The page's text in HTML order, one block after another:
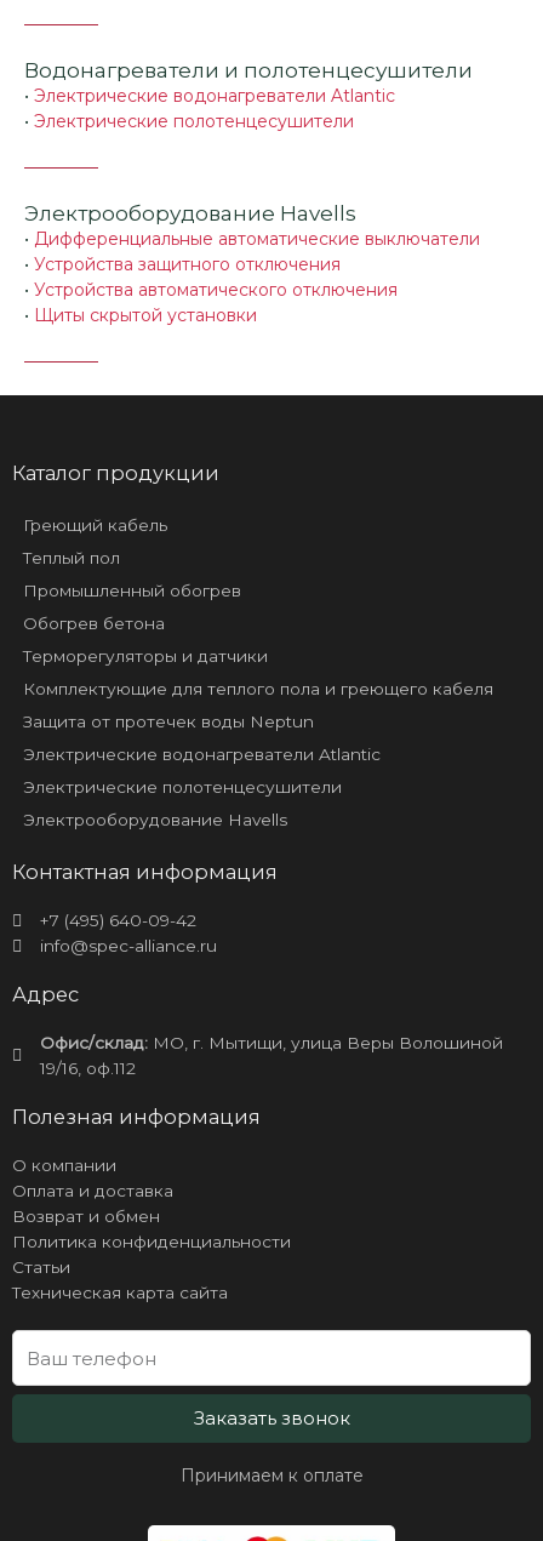
Водонагреватели и полотенцесушители
• Электрические водонагреватели Atlantic
• Электрические полотенцесушители
Электрооборудование Havells
• Дифференциальные автоматические выключатели
• Устройства защитного отключения
• Устройства автоматического отключения
• Щиты скрытой установки
Каталог продукции
Греющий кабель
Теплый пол
Промышленный обогрев
Обогрев бетона
Терморегуляторы и датчики
Комплектующие для теплого пола и греющего кабеля
Защита от протечек воды Neptun
Электрические водонагреватели Atlantic
Электрические полотенцесушители
Электрооборудование Havells
Контактная информация
+7 (495) 640-09-42
info@spec-alliance.ru
Адрес
Офис/склад:МО, г. Мытищи, улица Веры Волошиной
19/16, оф.112
Полезная информация
О компании
Оплата и доставка
Возврат и обмен
Политика конфиденциальности
Статьи
Техническая карта сайта
Заказать звонок
Принимаем к оплате